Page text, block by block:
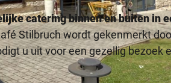
catering binnen en buiten in
Stilbruch wordt gekenmerkt
u uit voor een gezellig bezoek